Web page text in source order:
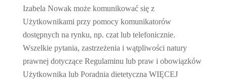
Izabela Nowak może komunikować się z
Użytkownikami przy pomocy komunikatorów
dostępnych na rynku, np. czat lub telefonicznie.
Wszelkie pytania, zastrzeżenia i wątpliwości natury
prawnej dotyczące Regulaminu lub praw i obowiązków
Użytkownika lub Poradnia dietetyczna WIĘCEJ